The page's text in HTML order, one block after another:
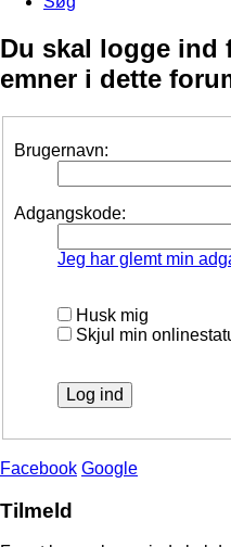
Du skal logge ind
emner i dette
Brugernavn:
Adgangskode:
Jeg har glemt min
Husk mig
Skjul min
Facebook Google
Tilmeld